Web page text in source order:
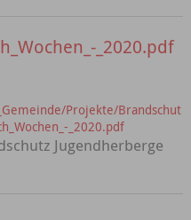
_2020.pdf
Projekte/Brandschut
_2020.pdf
Jugendherberge